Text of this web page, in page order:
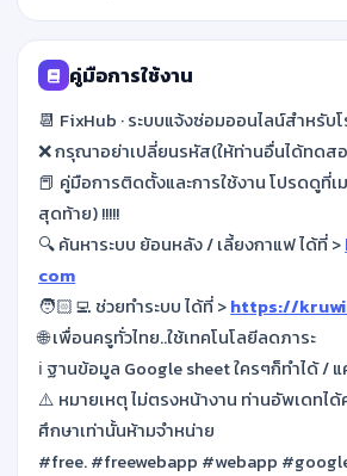
คู่มือการใช้งาน
📆 FixHub · ระบบแจ้งซ่อมออนไลน์สำหรับ
❌ กรุณาอย่าเปลี่ยนรหัส(ให้ท่านอื่นได้ทดส
📕 คู่มือการติดตั้งและการใช้งาน โปรดดูที่เ
สุดท้าย) !!!!!
🔍 ค้นหาระบบ ย้อนหลัง / เลี้ยงกาแฟ ได้ที่ >
com
🧑🏻‍💻 ช่วยทำระบบ ได้ที่ >https://
🌐 เพื่อนครูทั่วไทย..ใช้เทคโนโลยีลดภาระ
ℹ️ ฐานข้อมูล Google sheet ใครๆก็ทำได้ /
⚠️ หมายเหตุ ไม่ตรงหน้างาน ท่านอัพเดทไ
ศึกษาเท่านั้นห้ามจำหน่าย
#free. #freewebapp #webapp